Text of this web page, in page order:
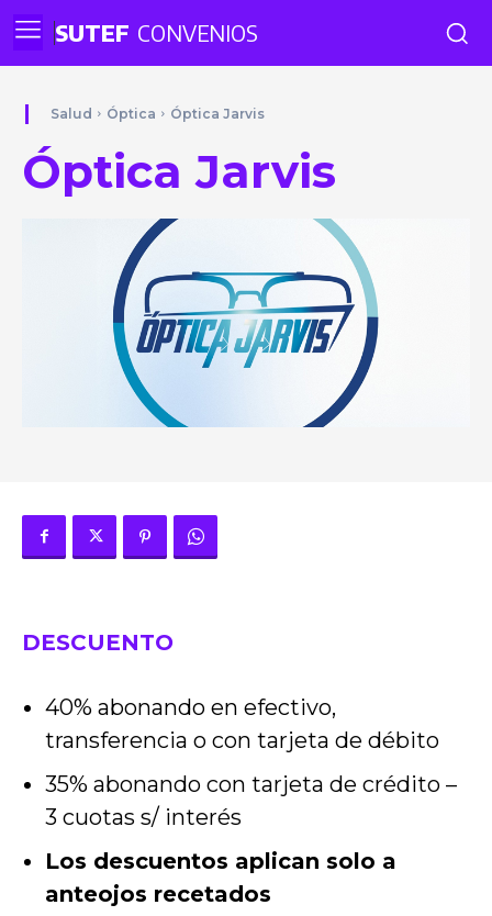
SUTEF CONVENIOS
Salud Óptica Óptica Jarvis
Óptica Jarvis
DESCUENTO
40% abonando en efectivo,
transferencia o con tarjeta de débito
35% abonando con tarjeta de crédito –
3 cuotas s/ interés
Los descuentos aplican solo a
anteojos recetados